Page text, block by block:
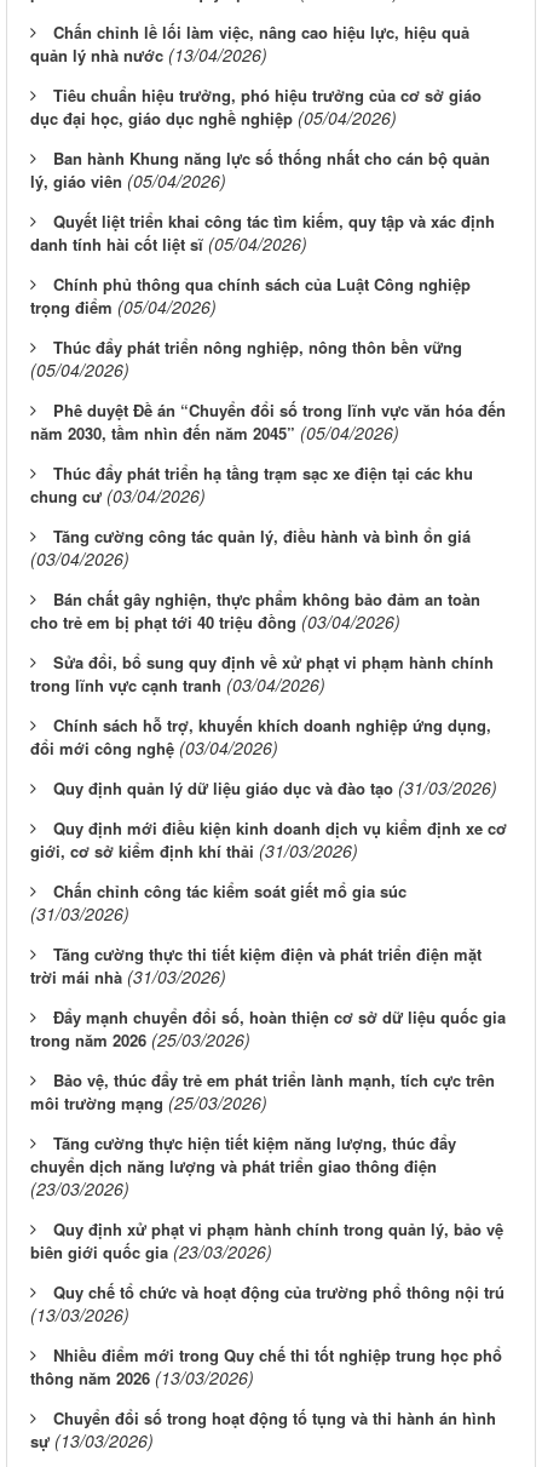
Chấn chỉnh lề lối làm việc, nâng cao hiệu lực, hiệu quả
quản lý nhà nước (13/04/2026)
Tiêu chuẩn hiệu trưởng, phó hiệu trưởng của cơ sở giáo
dục đại học, giáo dục nghề nghiệp (05/04/2026)
Ban hành Khung năng lực số thống nhất cho cán bộ quản
lý, giáo viên (05/04/2026)
Quyết liệt triển khai công tác tìm kiếm, quy tập và xác định
danh tính hài cốt liệt sĩ (05/04/2026)
Chính phủ thông qua chính sách của Luật Công nghiệp
trọng điểm (05/04/2026)
Thúc đẩy phát triển nông nghiệp, nông thôn bền vững
(05/04/2026)
Phê duyệt Đề án “Chuyển đổi số trong lĩnh vực văn hóa đến
năm 2030, tầm nhìn đến năm 2045” (05/04/2026)
Thúc đẩy phát triển hạ tầng trạm sạc xe điện tại các khu
chung cư (03/04/2026)
Tăng cường công tác quản lý, điều hành và bình ổn giá
(03/04/2026)
Bán chất gây nghiện, thực phẩm không bảo đảm an toàn
cho trẻ em bị phạt tới 40 triệu đồng (03/04/2026)
Sửa đổi, bổ sung quy định về xử phạt vi phạm hành chính
trong lĩnh vực cạnh tranh (03/04/2026)
Chính sách hỗ trợ, khuyến khích doanh nghiệp ứng dụng,
đổi mới công nghệ (03/04/2026)
Quy định quản lý dữ liệu giáo dục và đào tạo (31/03/2026)
Quy định mới điều kiện kinh doanh dịch vụ kiểm định xe cơ
giới, cơ sở kiểm định khí thải (31/03/2026)
Chấn chỉnh công tác kiểm soát giết mổ gia súc
(31/03/2026)
Tăng cường thực thi tiết kiệm điện và phát triển điện mặt
trời mái nhà (31/03/2026)
Đẩy mạnh chuyển đổi số, hoàn thiện cơ sở dữ liệu quốc gia
trong năm 2026 (25/03/2026)
Bảo vệ, thúc đẩy trẻ em phát triển lành mạnh, tích cực trên
môi trường mạng (25/03/2026)
Tăng cường thực hiện tiết kiệm năng lượng, thúc đẩy
chuyển dịch năng lượng và phát triển giao thông điện
(23/03/2026)
Quy định xử phạt vi phạm hành chính trong quản lý, bảo vệ
biên giới quốc gia (23/03/2026)
Quy chế tổ chức và hoạt động của trường phổ thông nội trú
(13/03/2026)
Nhiều điểm mới trong Quy chế thi tốt nghiệp trung học phổ
thông năm 2026 (13/03/2026)
Chuyển đổi số trong hoạt động tố tụng và thi hành án hình
sự (13/03/2026)